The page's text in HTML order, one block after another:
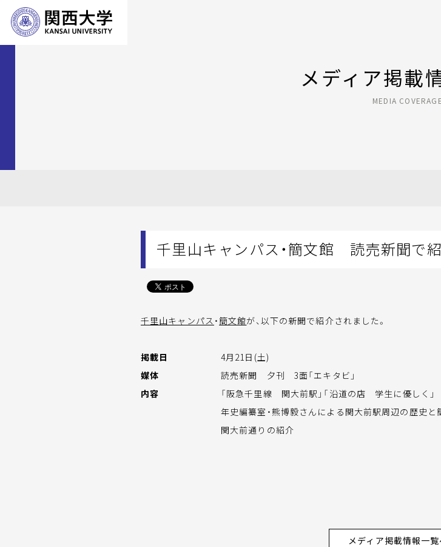
メディア掲載
MEDIA COVERAGE
千里山キャンパス・簡文館 読売新聞で
千里山キャンパス ・ 簡文館が、以下の新聞で紹介されました。
掲載日
4月21日(土)
媒体
読売新聞 夕刊 3面「エキタビ」
内容
「阪急千里線 関大前駅」「沿道の店 学生に優しく」
年史編纂室・熊博毅さんによる関大前駅周辺の歴史
関大前通りの紹介
メディア掲載情報一覧